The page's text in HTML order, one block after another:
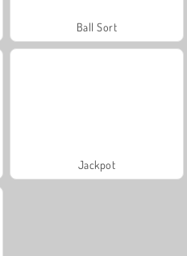
Ball Sort
Jackpot